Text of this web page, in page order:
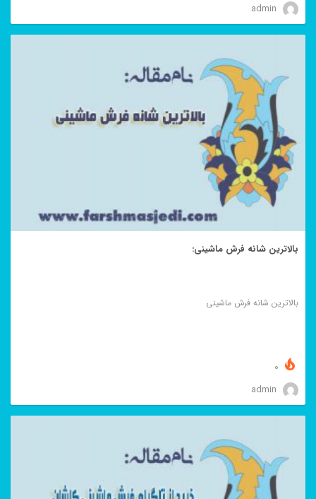
admin
بالاترین شانه فرش ماشینی:
بالاترین شانه فرش ماشینی
admin